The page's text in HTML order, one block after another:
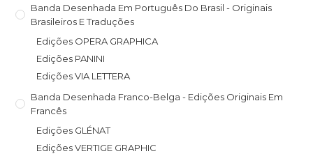
Banda Desenhada Em Português Do Brasil - Originais
Brasileiros E Traduções
Edições OPERA GRAPHICA
Edições PANINI
Edições VIA LETTERA
Banda Desenhada Franco-Belga - Edições Originais Em
Francês
Edições GLÉNAT
Edições VERTIGE GRAPHIC